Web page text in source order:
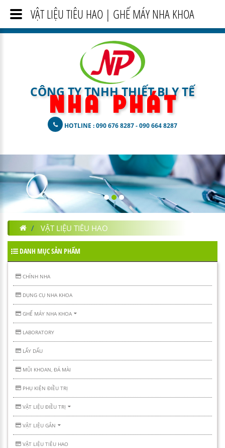
CÔNG TY TNHH THIẾT BỊ Y TẾ
N H A P H Á T
HOTLINE : 090 676 8287 - 090 664 8287
VẬT LIỆU TIÊU HAO
DANH MỤC SẢN PHẨM
CHỈNH NHA
DỤNG CỤ NHA KHOA
GHẾ MÁY NHA KHOA
LABORATORY
LẤY DẤU
MŨI KHOAN, ĐÁ MÀI
PHỤ KIỆN ĐIỀU TRỊ
VẬT LIỆU ĐIỀU TRỊ
VẬT LIỆU GẮN
VẬT LIỆU TIÊU HAO
VẬT LIỆU TIÊU HAO | GHẾ MÁY NHA KHOA